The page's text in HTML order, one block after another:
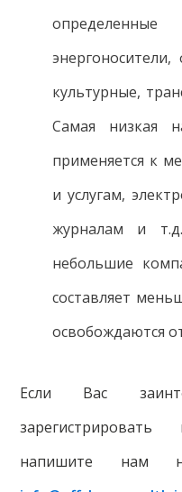
культурные,
Самая низкая
применяется к
и услугам,
журналам и
небольшие
составляет
освобождаются
Если Вас
напишите нам